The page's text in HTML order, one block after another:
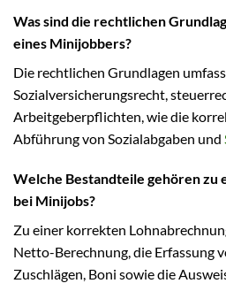
Was sind die rechtlichen
eines Minijobbers?
Die rechtlichen Grundlagen
Sozialversicherungsrecht,
Arbeitgeberpflichten, wie die
Abführung von Sozialabgaben und
Welche Bestandteile gehören zu
bei Minijobs?
Zu einer korrekten
Netto-Berechnung, die Erfassung
Zuschlägen, Boni sowie die